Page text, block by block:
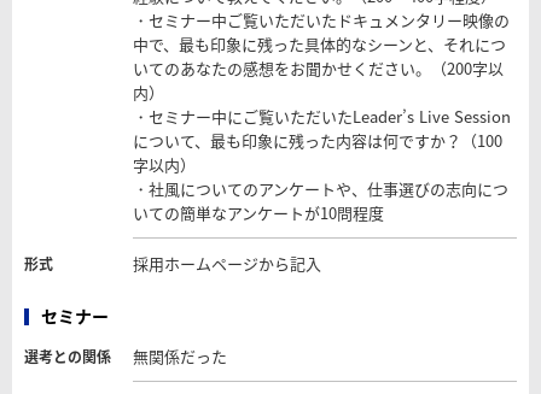
・セミナー中ご覧いただいたドキュメンタリー映像の
中で、最も印象に残った具体的なシーンと、それにつ
いてのあなたの感想をお聞かせください。（200字以
内）
・セミナー中にご覧いただいたLeader’s Live Session
について、最も印象に残った内容は何ですか？（100
字以内）
・社風についてのアンケートや、仕事選びの志向につ
いての簡単なアンケートが10問程度
形式 採用ホームページから記入
セミナー
選考との関係 無関係だった